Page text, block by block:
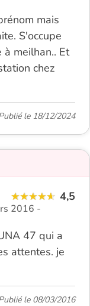
mais
S'occupe
meilhan.. Et
chez
le 18/12/2024
4,5
2016 -
47 qui a
attentes. je
le 08/03/2016